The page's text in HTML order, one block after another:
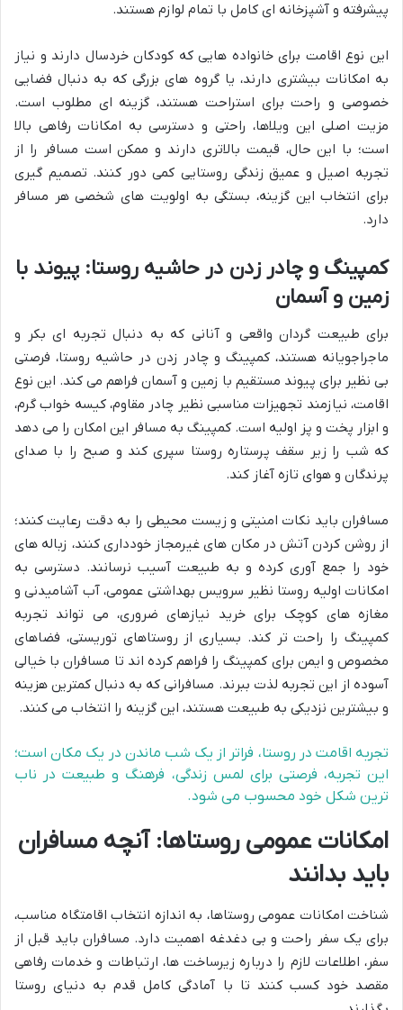
پیشرفته و آشپزخانه ای کامل با تمام لوازم هستند.
این نوع اقامت برای خانواده هایی که کودکان خردسال دارند و نیاز
به امکانات بیشتری دارند، یا گروه های بزرگی که به دنبال فضایی
خصوصی و راحت برای استراحت هستند، گزینه ای مطلوب است.
مزیت اصلی این ویلاها، راحتی و دسترسی به امکانات رفاهی بالا
است؛ با این حال، قیمت بالاتری دارند و ممکن است مسافر را از
تجربه اصیل و عمیق زندگی روستایی کمی دور کنند. تصمیم گیری
برای انتخاب این گزینه، بستگی به اولویت های شخصی هر مسافر
دارد.
کمپینگ و چادر زدن در حاشیه روستا: پیوند با
زمین و آسمان
برای طبیعت گردان واقعی و آنانی که به دنبال تجربه ای بکر و
ماجراجویانه هستند، کمپینگ و چادر زدن در حاشیه روستا، فرصتی
بی نظیر برای پیوند مستقیم با زمین و آسمان فراهم می کند. این نوع
اقامت، نیازمند تجهیزات مناسبی نظیر چادر مقاوم، کیسه خواب گرم،
و ابزار پخت و پز اولیه است. کمپینگ به مسافر این امکان را می دهد
که شب را زیر سقف پرستاره روستا سپری کند و صبح را با صدای
پرندگان و هوای تازه آغاز کند.
مسافران باید نکات امنیتی و زیست محیطی را به دقت رعایت کنند؛
از روشن کردن آتش در مکان های غیرمجاز خودداری کنند، زباله های
خود را جمع آوری کرده و به طبیعت آسیب نرسانند. دسترسی به
امکانات اولیه روستا نظیر سرویس بهداشتی عمومی، آب آشامیدنی و
مغازه های کوچک برای خرید نیازهای ضروری، می تواند تجربه
کمپینگ را راحت تر کند. بسیاری از روستاهای توریستی، فضاهای
مخصوص و ایمن برای کمپینگ را فراهم کرده اند تا مسافران با خیالی
آسوده از این تجربه لذت ببرند. مسافرانی که به دنبال کمترین هزینه
و بیشترین نزدیکی به طبیعت هستند، این گزینه را انتخاب می کنند.
تجربه اقامت در روستا، فراتر از یک شب ماندن در یک مکان است؛
این تجربه، فرصتی برای لمس زندگی، فرهنگ و طبیعت در ناب
ترین شکل خود محسوب می شود.
امکانات عمومی روستاها: آنچه مسافران
باید بدانند
شناخت امکانات عمومی روستاها، به اندازه انتخاب اقامتگاه مناسب،
برای یک سفر راحت و بی دغدغه اهمیت دارد. مسافران باید قبل از
سفر، اطلاعات لازم را درباره زیرساخت ها، ارتباطات و خدمات رفاهی
مقصد خود کسب کنند تا با آمادگی کامل قدم به دنیای روستا